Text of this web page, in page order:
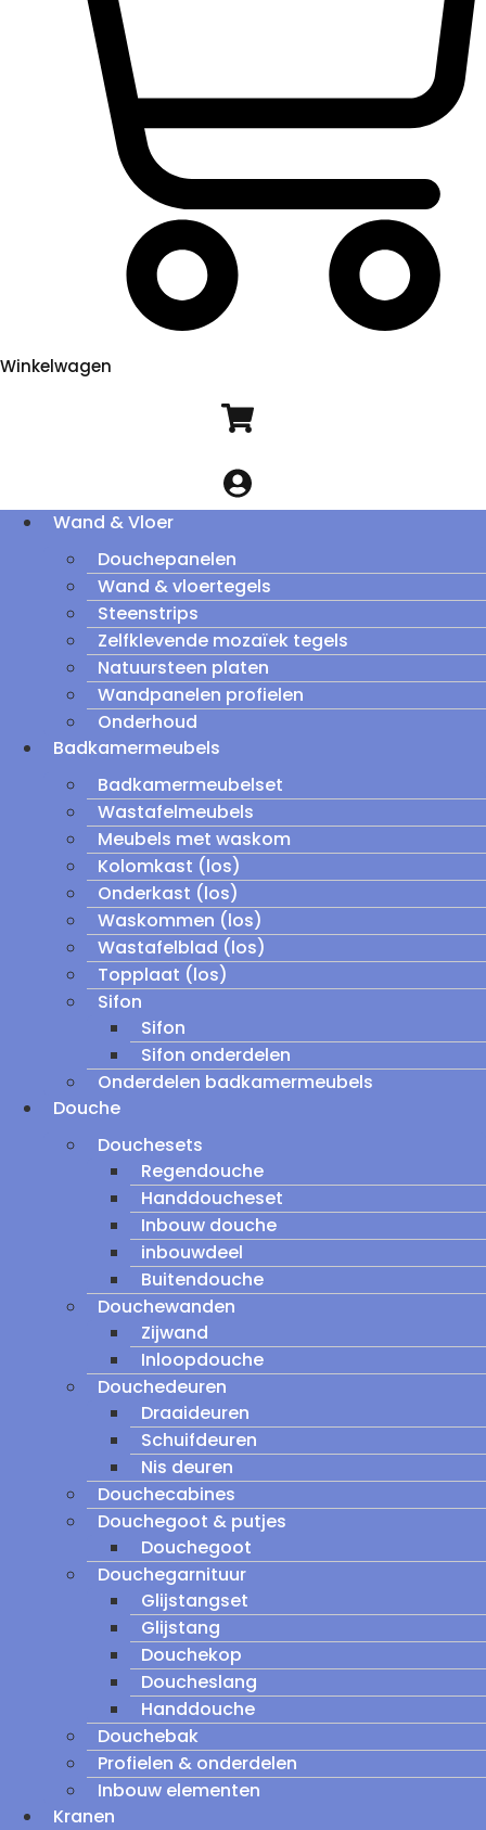
Winkelwagen
Wand & Vloer
Douchepanelen
Wand & vloertegels
Steenstrips
Zelfklevende mozaïek tegels
Natuursteen platen
Wandpanelen profielen
Onderhoud
Badkamermeubels
Badkamermeubelset
Wastafelmeubels
Meubels met waskom
Kolomkast (los)
Onderkast (los)
Waskommen (los)
Wastafelblad (los)
Topplaat (los)
Sifon
Sifon
Sifon onderdelen
Onderdelen badkamermeubels
Douche
Douchesets
Regendouche
Handdoucheset
Inbouw douche
inbouwdeel
Buitendouche
Douchewanden
Zijwand
Inloopdouche
Douchedeuren
Draaideuren
Schuifdeuren
Nis deuren
Douchecabines
Douchegoot & putjes
Douchegoot
Douchegarnituur
Glijstangset
Glijstang
Douchekop
Doucheslang
Handdouche
Douchebak
Profielen & onderdelen
Inbouw elementen
Kranen